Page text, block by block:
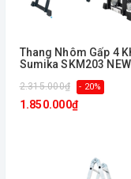
Thang Nhôm Gấp 4
Sumika SKM203 NEW
2.315.000₫ - 20%
1.850.000₫